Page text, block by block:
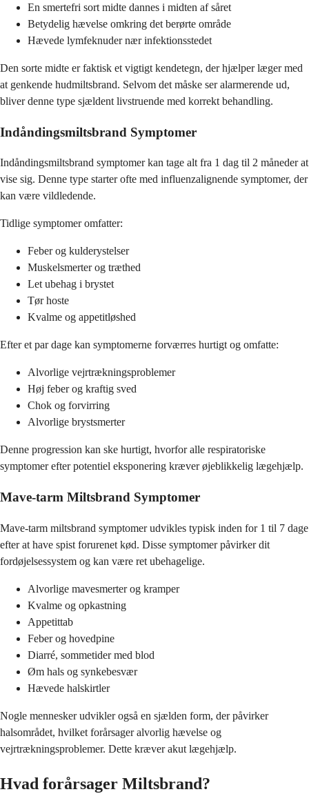
En smertefri sort midte dannes i midten af såret
Betydelig hævelse omkring det berørte område
Hævede lymfeknuder nær infektionsstedet
Den sorte midte er faktisk et vigtigt kendetegn, der hjælper læger med
at genkende hudmiltsbrand. Selvom det måske ser alarmerende ud,
bliver denne type sjældent livstruende med korrekt behandling.
Indåndingsmiltsbrand Symptomer
Indåndingsmiltsbrand symptomer kan tage alt fra 1 dag til 2 måneder at
vise sig. Denne type starter ofte med influenzalignende symptomer, der
kan være vildledende.
Tidlige symptomer omfatter:
Feber og kulderystelser
Muskelsmerter og træthed
Let ubehag i brystet
Tør hoste
Kvalme og appetitløshed
Efter et par dage kan symptomerne forværres hurtigt og omfatte:
Alvorlige vejrtrækningsproblemer
Høj feber og kraftig sved
Chok og forvirring
Alvorlige brystsmerter
Denne progression kan ske hurtigt, hvorfor alle respiratoriske
symptomer efter potentiel eksponering kræver øjeblikkelig lægehjælp.
Mave-tarm Miltsbrand Symptomer
Mave-tarm miltsbrand symptomer udvikles typisk inden for 1 til 7 dage
efter at have spist forurenet kød. Disse symptomer påvirker dit
fordøjelsessystem og kan være ret ubehagelige.
Alvorlige mavesmerter og kramper
Kvalme og opkastning
Appetittab
Feber og hovedpine
Diarré, sommetider med blod
Øm hals og synkebesvær
Hævede halskirtler
Nogle mennesker udvikler også en sjælden form, der påvirker
halsområdet, hvilket forårsager alvorlig hævelse og
vejrtrækningsproblemer. Dette kræver akut lægehjælp.
Hvad forårsager Miltsbrand?